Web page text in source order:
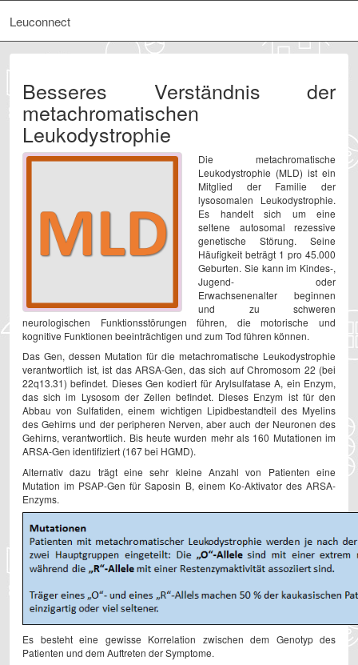
Leuconnect
Besseres Verständnis der
metachromatischen
Leukodystrophie
Die metachromatische
Leukodystrophie (MLD) ist ein
Mitglied der Familie der
lysosomalen Leukodystrophie.
Es handelt sich um eine
seltene autosomal rezessive
genetische Störung. Seine
Häufigkeit beträgt 1 pro 45.000
Geburten. Sie kann im Kindes-,
Jugend- oder
Erwachsenenalter beginnen
und zu schweren
neurologischen Funktionsstörungen führen, die motorische und
kognitive Funktionen beeinträchtigen und zum Tod führen können.
Das Gen, dessen Mutation für die metachromatische Leukodystrophie
verantwortlich ist, ist das ARSA-Gen, das sich auf Chromosom 22 (bei
22q13.31) befindet. Dieses Gen kodiert für Arylsulfatase A, ein Enzym,
das sich im Lysosom der Zellen befindet. Dieses Enzym ist für den
Abbau von Sulfatiden, einem wichtigen Lipidbestandteil des Myelins
des Gehirns und der peripheren Nerven, aber auch der Neuronen des
Gehirns, verantwortlich. Bis heute wurden mehr als 160 Mutationen im
ARSA-Gen identifiziert (167 bei HGMD).
Alternativ dazu trägt eine sehr kleine Anzahl von Patienten eine
Mutation im PSAP-Gen für Saposin B, einem Ko-Aktivator des ARSA-
Enzyms.
Es besteht eine gewisse Korrelation zwischen dem Genotyp des
Patienten und dem Auftreten der Symptome.